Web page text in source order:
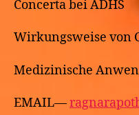
Concerta bei ADHS
Wirkungsweise von
Medizinische
EMAIL—